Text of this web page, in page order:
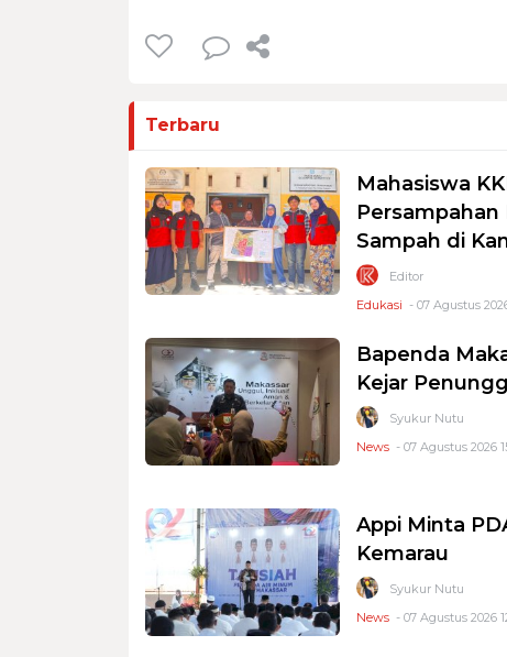
Terbaru
Mahasiswa
Sampah di
Editor
Edukasi - 07 Agustus
Bapenda
Kejar
Syukur Nutu
News - 07 Agustus 2026
Appi Minta
Kemarau
Syukur Nutu
News - 07 Agustus 2026